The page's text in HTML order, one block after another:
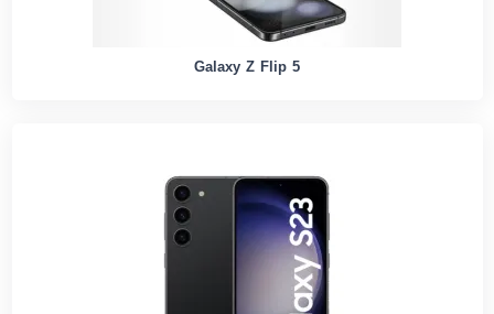
Galaxy Z Flip 5